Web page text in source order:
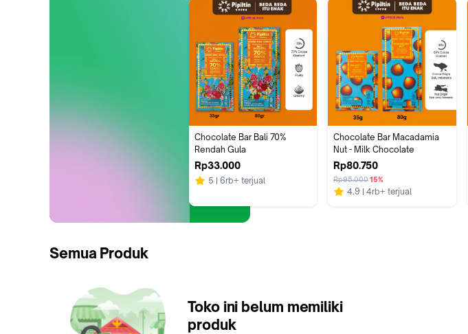
Chocolate Bar Bali 70%
Rendah Gula
Rp33.000
5 6rb+ terjual
Chocolate Bar Macadamia
Nut - Milk Chocolate
Rp80.750
Rp95.00015%
4.9 4rb+ terjual
Semua Produk
Toko ini belum memiliki
produk